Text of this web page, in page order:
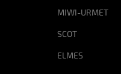
MIWI-URMET
SCOT
ELMES